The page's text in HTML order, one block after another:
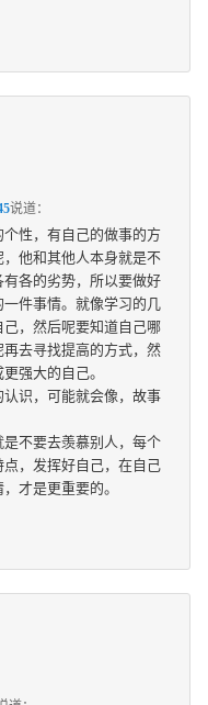
说道：
性，有自己的做事的方
他和其他人本身就是不
各的劣势，所以要做好
件事情。就像学习的几
，然后呢要知道自己哪
去寻找提高的方式，然
强大的自己。
识，可能就会像，故事
不要去羡慕别人，每个
，发挥好自己，在自己
才是更重要的。